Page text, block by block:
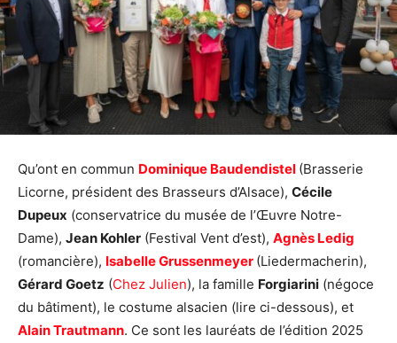
Qu’ont en commun Dominique Baudendistel (Brasserie
Licorne, président des Brasseurs d’Alsace), Cécile
Dupeux (conservatrice du musée de l’Œuvre Notre-
Dame), Jean Kohler (Festival Vent d’est), Agnès Ledig
(romancière), Isabelle Grussenmeyer (Liedermacherin),
Gérard Goetz (Chez Julien), la famille Forgiarini (négoce
du bâtiment), le costume alsacien (lire ci-dessous), et
Alain Trautmann. Ce sont les lauréats de l’édition 2025